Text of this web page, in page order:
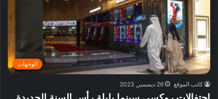
الوجهات
كاتب الموقع 26 ديسمبر, 2023